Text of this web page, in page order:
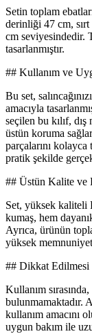
Setin toplam
derinliği 47 cm,
cm seviyesindedir.
tasarlanmıştır.
## Kullanım ve
Bu set,
amacıyla
seçilen bu kılıf,
üstün koruma
parçalarını
pratik şekilde
## Üstün Kalite ve
Set, yüksek kaliteli
kumaş, hem
Ayrıca, ürünün
yüksek
## Dikkat Edilmesi
Kullanım
bulunmamaktadır.
kullanım amacını
uygun bakım ile